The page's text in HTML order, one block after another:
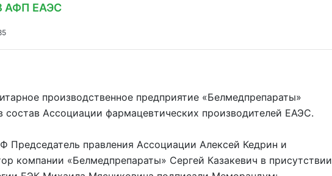
АФП ЕАЭС
производственное предприятие «Белмедпрепараты»
Ассоциации фармацевтических производителей ЕАЭС.
Председатель правления Ассоциации Алексей Кедрин и
компании «Белмедпрепараты» Сергей Казакевич в присутствии